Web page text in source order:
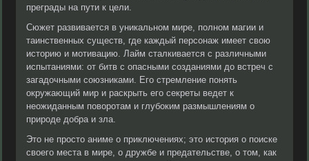
преграды на пути к цели.
Сюжет развивается в уникальном мире, полном магии и
таинственных существ, где каждый персонаж имеет свою
историю и мотивацию. Лайм сталкивается с различными
испытаниями: от битв с опасными созданиями до встреч с
загадочными союзниками. Его стремление понять
окружающий мир и раскрыть его секреты ведет к
неожиданным поворотам и глубоким размышлениям о
природе добра и зла.
Это не просто аниме о приключениях; это история о поиске
своего места в мире, о дружбе и предательстве, о том, как